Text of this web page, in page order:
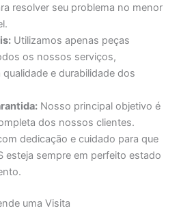
resolver seu problema no menor
Utilizamos apenas peças
os nossos serviços,
e durabilidade dos
Nosso principal objetivo é
dos nossos clientes.
dedicação e cuidado para que
esteja sempre em perfeito estado
uma Visita